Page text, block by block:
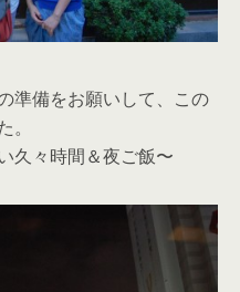
準備をお願いして、この
久々時間＆夜ご飯〜